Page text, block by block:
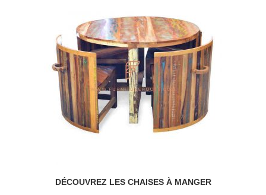
DÉCOUVREZ LES CHAISES À MANGER